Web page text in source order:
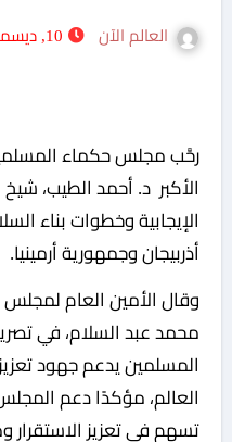
العالم الآن
رحَّب مجلس حكماء
الأكبر د. أحمد الطيب، شيخ
الإيجابية وخطوات بناء
أذربيجان وجمهورية أرمينيا.
وقال الأمين العام
محمد عبد السلام، في
المسلمين يدعم جهود
العالم، مؤكدًا دعم
تسهم في تعزيز الاستقرار